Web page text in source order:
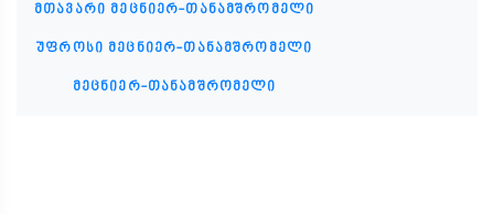
მთავარი მეცნიერ-თანამშრომელი
უფროსი მეცნიერ-თანამშრომელი
მეცნიერ-თანამშრომელი